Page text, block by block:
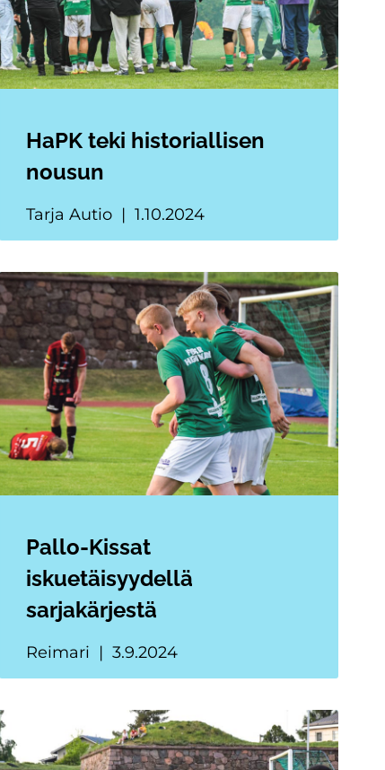
HaPK teki historiallisen
nousun
Tarja Autio 1.10.2024
Pallo-Kissat
iskuetäisyydellä
sarjakärjestä
Reimari 3.9.2024